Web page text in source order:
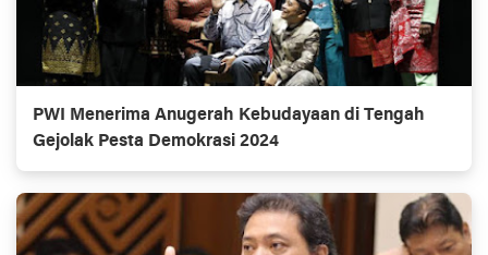
PWI Menerima Anugerah Kebudayaan di Tengah
Gejolak Pesta Demokrasi 2024